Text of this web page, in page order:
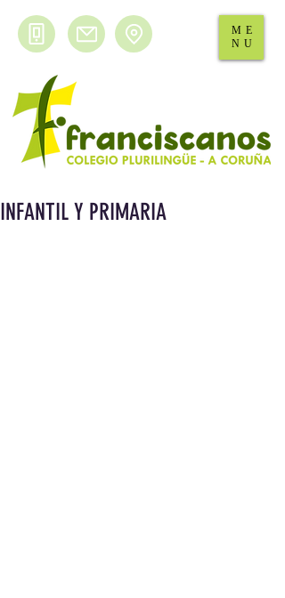
ME
NU
INFANTIL Y PRIMARIA